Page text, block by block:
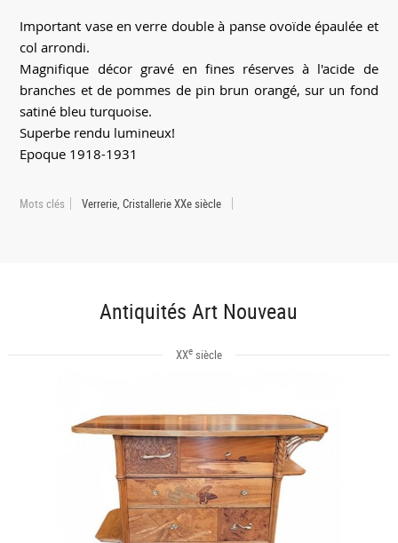
Important vase en verre double à panse ovoïde épaulée et
col arrondi.
Magnifique décor gravé en fines réserves à l'acide de
branches et de pommes de pin brun orangé, sur un fond
satiné bleu turquoise.
Superbe rendu lumineux!
Epoque 1918-1931
Mots clés Verrerie, Cristallerie XXe siècle
Antiquités Art Nouveau
XXesiècle